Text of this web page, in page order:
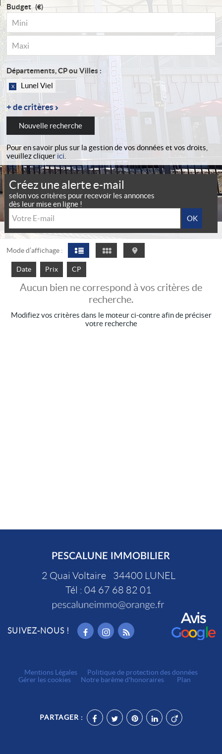
Budget (€)
Départements, CP ou Villes :
X Lunel Viel
Nouvelle recherche
Pour en savoir plus sur la gestion de vos données et vos droits,
veuillez cliquer ici
Créez une alerte e-mail
selon vos critères pour recevoir les annonces
dès leur mise en ligne !
Mode d’affichage :
Date Prix CP
Aucun bien ne correspond à vos critères de
recherche.
Modifiez vos critères dans le moteur ci-contre afin de préciser
votre recherche
PESCALUNE IMMOBILIER
2 Quai Voltaire 34400
LUNEL
Tél : 04 67 68 82 01
SUIVEZ-NOUS !
Mentions Légales
Politique de protection des données
Gérer les cookies
Notre barème d'honoraires Plan
PARTAGER :